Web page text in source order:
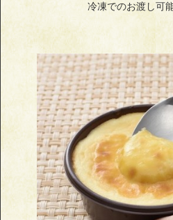
冷凍でのお渡し可